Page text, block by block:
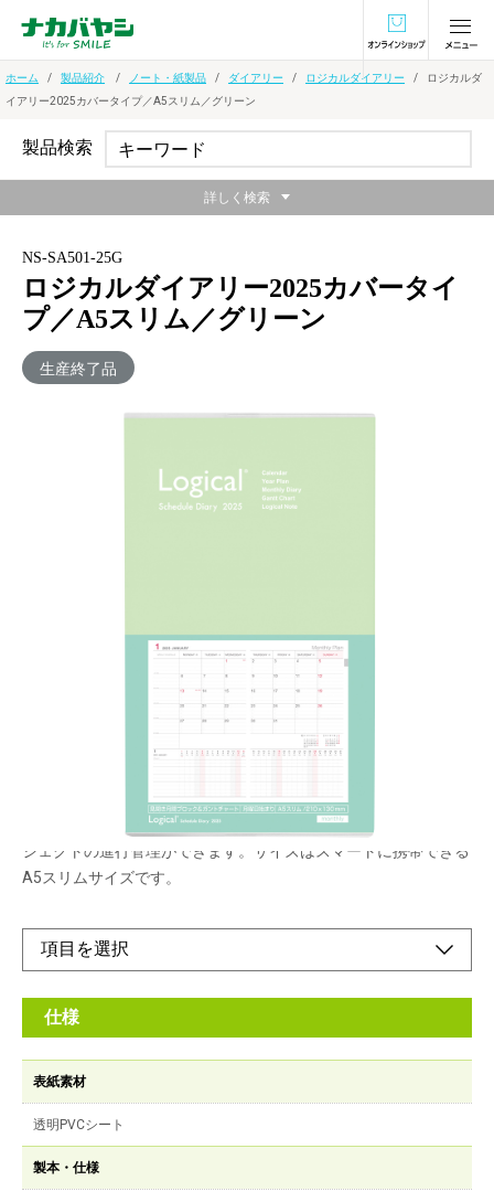
オンラインショ
ホーム 製品紹介 ノート・紙製品 ダイアリー ロジカルダイアリー
ロジカルダ
イアリー2025カバータイプ／A5スリム／グリーン
NS-SA501-25G
ロジカルダイアリー2025カバータイ
プ／A5スリム／グリーン
生産終了品
ー。見開き1ページで、月間ブロックとガントチャートの両方を
見ることができるレイアウトです。一か月の予定を見ながらプロ
ジェクトの進行管理ができます。サイズはスマートに携帯できる
A5スリムサイズです。
仕様
表紙素材
透明PVCシート
製本・仕様
製品検索
詳しく検索